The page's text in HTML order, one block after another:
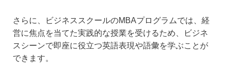
さらに、ビジネススクールのMBAプログラムでは、経
営に焦点を当てた実践的な授業を受けるため、ビジネ
スシーンで即座に役立つ英語表現や語彙を学ぶことが
できます。